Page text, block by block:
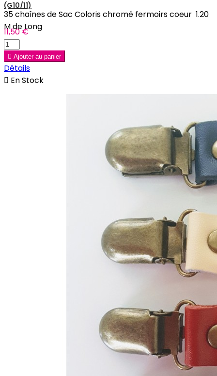
(G10/11)
35 chaînes de Sac Coloris chromé fermoirs coeur 1.20
M de Long
11,50 €
 Ajouter au panier
Détails
 En Stock